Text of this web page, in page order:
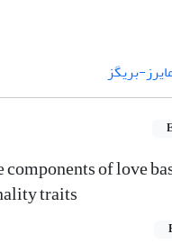
بریگز
of love
traits